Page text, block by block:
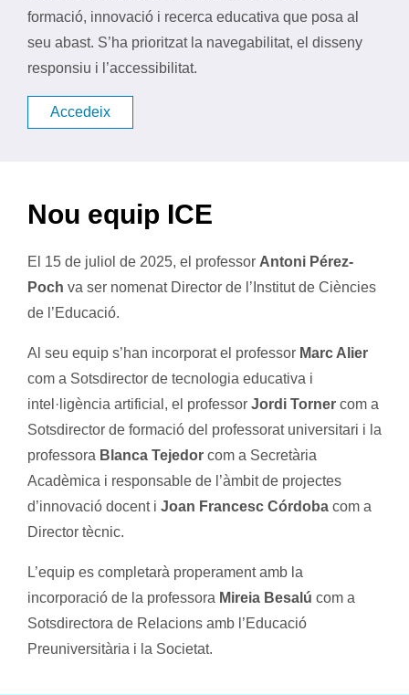
formació, innovació i recerca educativa que posa al
seu abast. S’ha prioritzat la navegabilitat, el disseny
responsiu i l’accessibilitat.
Accedeix
Nou equip ICE
El 15 de juliol de 2025, el professor Antoni Pérez-
Poch va ser nomenat Director de l’Institut de Ciències
de l’Educació.
Al seu equip s’han incorporat el professor Marc Alier
com a Sotsdirector de tecnologia educativa i
intel·ligència artificial, el professor Jordi Torner com a
Sotsdirector de formació del professorat universitari i la
professora Blanca Tejedor com a Secretària
Acadèmica i responsable de l’àmbit de projectes
d’innovació docent i Joan Francesc Córdoba com a
Director tècnic.
L’equip es completarà properament amb la
incorporació de la professora Mireia Besalú com a
Sotsdirectora de Relacions amb l’Educació
Preuniversitària i la Societat.